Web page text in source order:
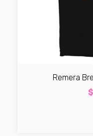
Remera